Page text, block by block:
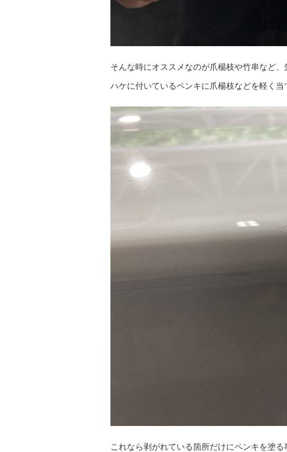
そんな時にオススメなのが爪楊枝や竹串など
ハケに付いているペンキに爪楊枝などを軽く
これなら剥がれている箇所だけにペンキを塗